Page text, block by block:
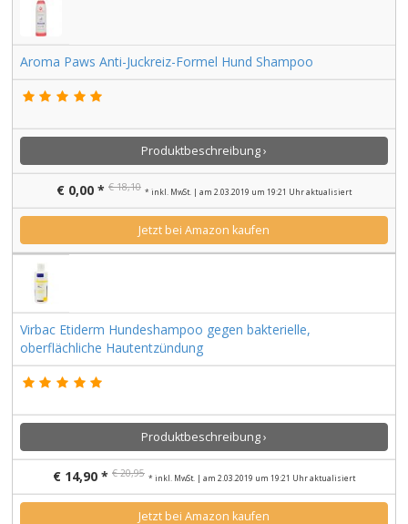
Aroma Paws Anti-Juckreiz-Formel Hund Shampoo
Produktbeschreibung ›
€ 0,00 * € 18,10 * inkl. MwSt. | am 2.03.2019 um 19:21 Uhr aktualisiert
Jetzt bei Amazon kaufen
Virbac Etiderm Hundeshampoo gegen bakterielle,
oberflächliche Hautentzündung
Produktbeschreibung ›
€ 14,90 * € 20,95 * inkl. MwSt. | am 2.03.2019 um 19:21 Uhr aktualisiert
Jetzt bei Amazon kaufen